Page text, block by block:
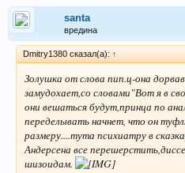
santa
вредина
Dmitry1380 сказал(а): ↑
Золушка от слова пип.ц-она
замудохает,со словами"Вот я в
они вешаться будут,принца по
переделывать начнет, что он
размеру....тута психиатру в
Андерсена все
шизоидам.